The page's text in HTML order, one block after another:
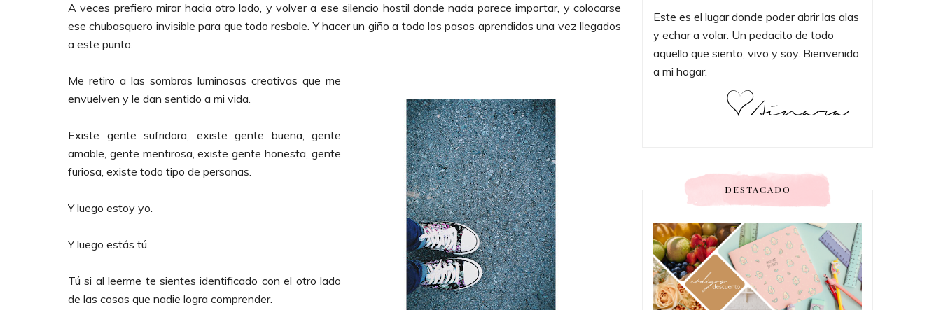
A veces prefiero mirar hacia otro lado, y volver a ese silencio hostil donde nada parece importar, y colocarse
ese chubasquero invisible para que todo resbale. Y hacer un giño a todo los pasos aprendidos una vez llegados
a este punto.
Me retiro a las sombras luminosas creativas que me
envuelven y le dan sentido a mi vida.
Existe gente sufridora, existe gente buena, gente
amable, gente mentirosa, existe gente honesta, gente
furiosa, existe todo tipo de personas.
Y luego estoy yo.
Y luego estás tú.
Tú si al leerme te sientes identificado con el otro lado
de las cosas que nadie logra comprender.
Este es el lugar donde poder abrir las alas
y echar a volar. Un pedacito de todo
aquello que siento, vivo y soy. Bienvenido
a mi hogar.
DESTACADO